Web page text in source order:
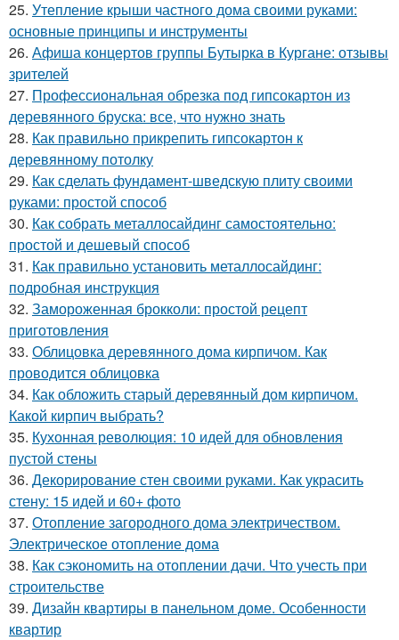
25. Утепление крыши частного дома своими руками:
основные принципы и инструменты
26. Афиша концертов группы Бутырка в Кургане: отзывы
зрителей
27. Профессиональная обрезка под гипсокартон из
деревянного бруска: все, что нужно знать
28. Как правильно прикрепить гипсокартон к
деревянному потолку
29. Как сделать фундамент-шведскую плиту своими
руками: простой способ
30. Как собрать металлосайдинг самостоятельно:
простой и дешевый способ
31. Как правильно установить металлосайдинг:
подробная инструкция
32. Замороженная брокколи: простой рецепт
приготовления
33. Облицовка деревянного дома кирпичом. Как
проводится облицовка
34. Как обложить старый деревянный дом кирпичом.
Какой кирпич выбрать?
35. Кухонная революция: 10 идей для обновления
пустой стены
36. Декорирование стен своими руками. Как украсить
стену: 15 идей и 60+ фото
37. Отопление загородного дома электричеством.
Электрическое отопление дома
38. Как сэкономить на отоплении дачи. Что учесть при
строительстве
39. Дизайн квартиры в панельном доме. Особенности
квартир